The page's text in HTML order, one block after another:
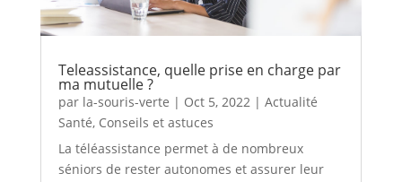
Teleassistance, quelle prise en charge par
ma mutuelle ?
par la-souris-verte | Oct 5, 2022| Actualité
Santé, Conseils et astuces
La téléassistance permet à de nombreux
séniors de rester autonomes et assurer leur